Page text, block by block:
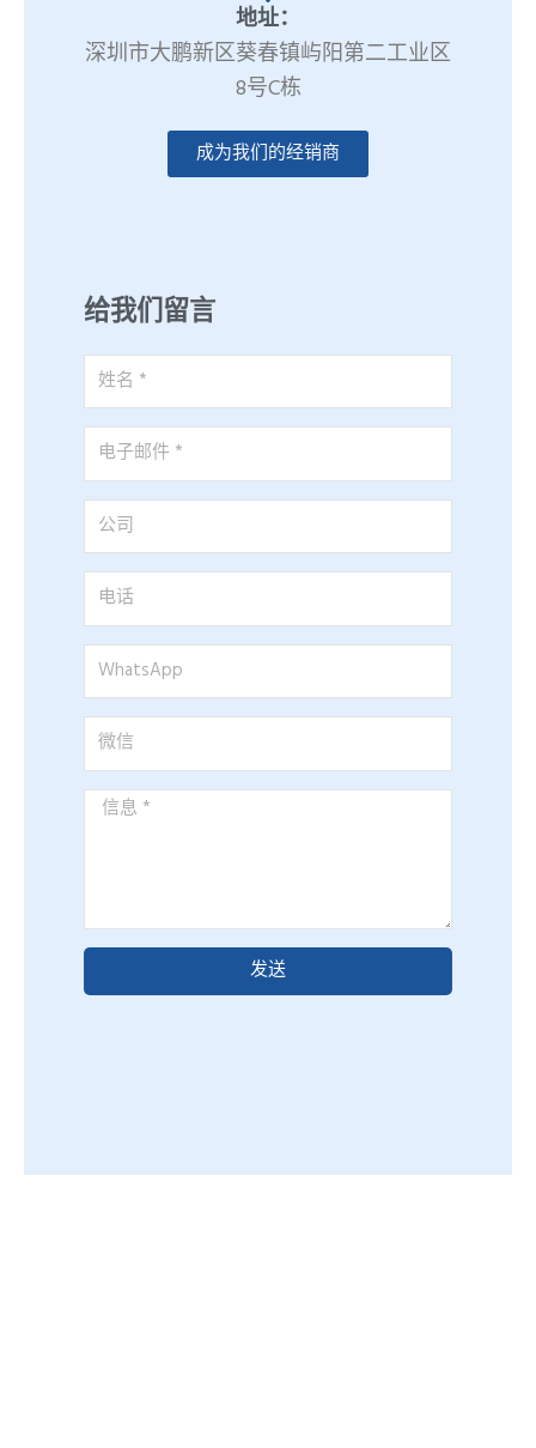
地址：
深圳市大鹏新区葵春镇屿阳第二工业区
8号C栋
成为我们的经销商
给我们留言
姓
名
电
子
邮
件
*
公
司
电
话
WhatsApp
微
信
信
发送